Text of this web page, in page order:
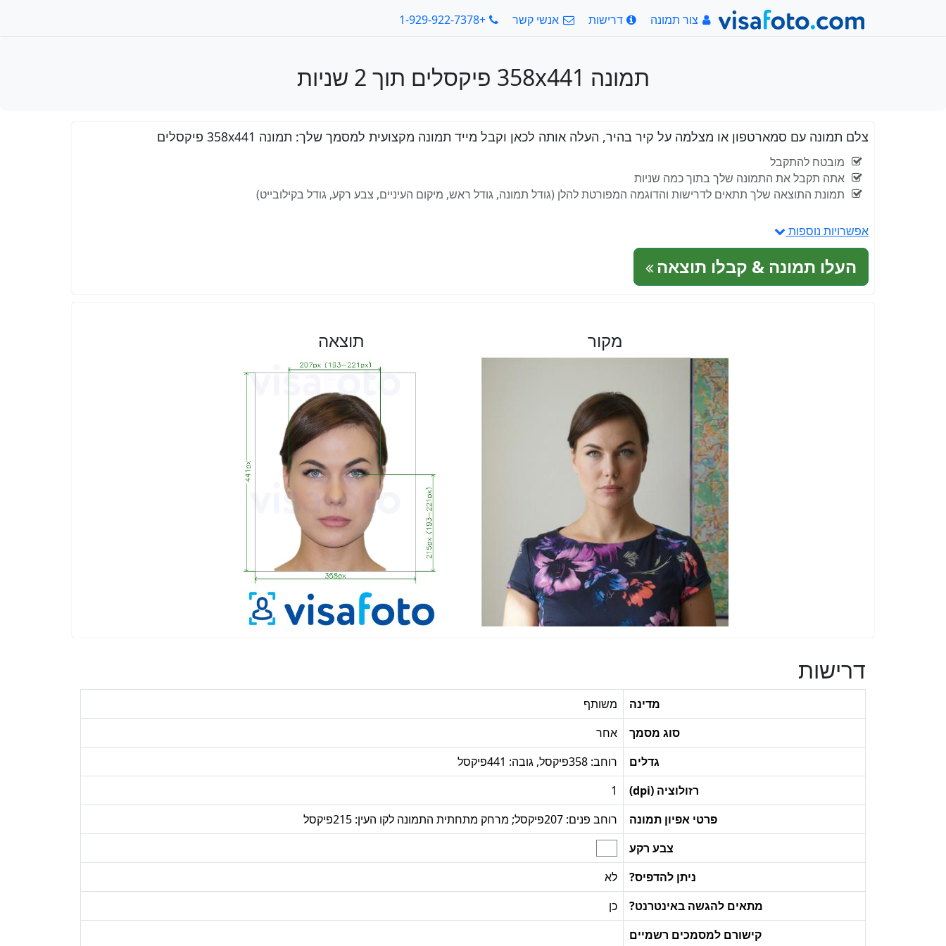
צור תמונה דרישות אנשי קשר +1-929-922-7378
תמונה 358x441 פיקסלים תוך 2 שניות
צלם תמונה עם סמארטפון או מצלמה על קיר בהיר, העלה אותה לכאן וקבל מייד תמונה מקצועית למסמך שלך: תמונה 358x441 פיקסלים
מובטח להתקבל
אתה תקבל את התמונה שלך בתוך כמה שניות
תמונת התוצאה שלך תתאים לדרישות והדוגמה המפורטת להלן (גודל תמונה, גודל ראש, מיקום העיניים, צבע רקע, גודל בקילובייט)
אפשרויות נוספות
העלו תמונה & קבלו תוצאה
מקור תוצאה
דרישות
מדינה
משותף
סוג מסמך
אחר
גדלים
רוחב: 358פיקסל, גובה: 441פיקסל
רזולוציה (dpi)
1
פרטי אפיון תמונה
רוחב פנים: 207פיקסל; מרחק מתחתית התמונה לקו העין: 215פיקסל
צבע רקע
ניתן להדפיס?
לא
מתאים להגשה באינטרנט?
כן
קישורם למסמכים רשמיים